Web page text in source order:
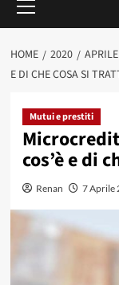
principale
HOME 2020 APRILE
E DI CHE COSA SI
Mutui e prestiti
cos’è e di
Renan 7 Aprile